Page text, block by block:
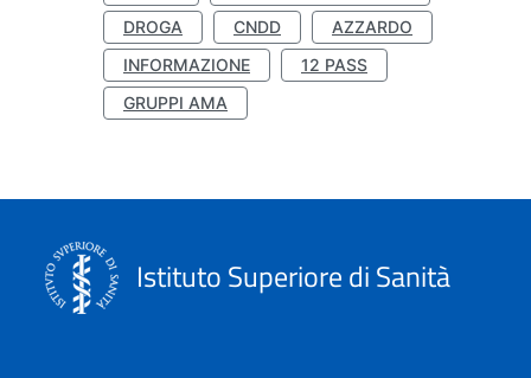
DROGA
CNDD
AZZARDO
INFORMAZIONE
12 PASS
GRUPPI AMA
Istituto Superiore di Sanità